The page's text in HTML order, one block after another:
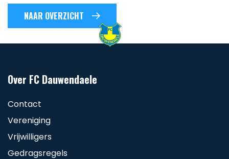
NAAR OVERZICHT
Over FC Dauwendaele
Contact
Vereniging
Vrijwilligers
Gedragsregels